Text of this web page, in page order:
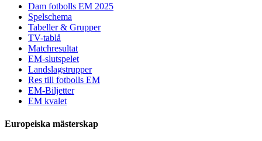
Dam fotbolls EM 2025
Spelschema
Tabeller & Grupper
TV-tablå
Matchresultat
EM-slutspelet
Landslagstrupper
Res till fotbolls EM
EM-Biljetter
EM kvalet
Europeiska mästerskap